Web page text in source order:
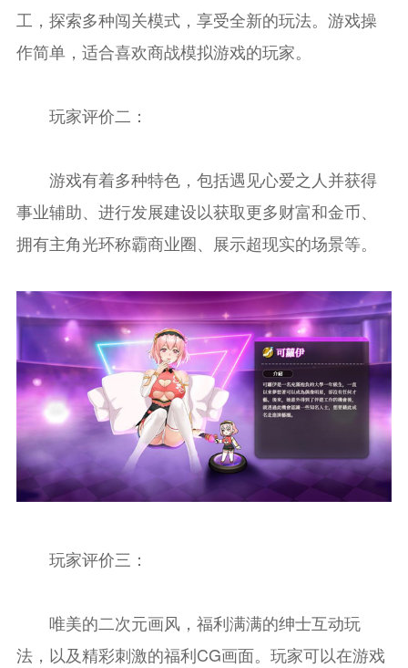
工，探索多种闯关模式，享受全新的玩法。游戏操
作简单，适合喜欢商战模拟游戏的玩家。
玩家评价二：
游戏有着多种特色，包括遇见心爱之人并获得
事业辅助、进行发展建设以获取更多财富和金币、
拥有主角光环称霸商业圈、展示超现实的场景等。
玩家评价三：
唯美的二次元画风，福利满满的绅士互动玩
法，以及精彩刺激的福利CG画面。玩家可以在游戏